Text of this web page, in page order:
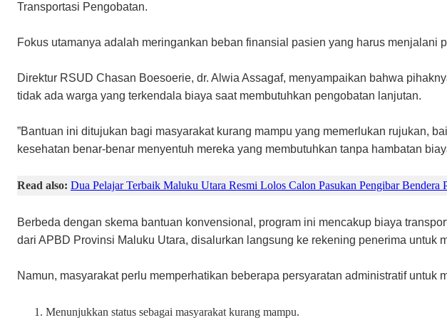
Transportasi Pengobatan.
Fokus utamanya adalah meringankan beban finansial pasien yang harus menjalani
​Direktur RSUD Chasan Boesoerie, dr. Alwia Assagaf, menyampaikan bahwa
tidak ada warga yang terkendala biaya saat membutuhkan pengobatan lanjutan.
​”Bantuan ini ditujukan bagi masyarakat kurang mampu yang memerlukan rujukan,
kesehatan benar-benar menyentuh mereka yang membutuhkan tanpa hambatan
Read also: Dua Pelajar Terbaik Maluku Utara Resmi Lolos Calon Pasukan Pengibar Bendera
Berbeda dengan skema bantuan konvensional, program ini mencakup biaya
dari APBD Provinsi Maluku Utara, disalurkan langsung ke rekening penerima untuk
​Namun, masyarakat perlu memperhatikan beberapa persyaratan administratif untuk
​Menunjukkan status sebagai masyarakat kurang mampu.